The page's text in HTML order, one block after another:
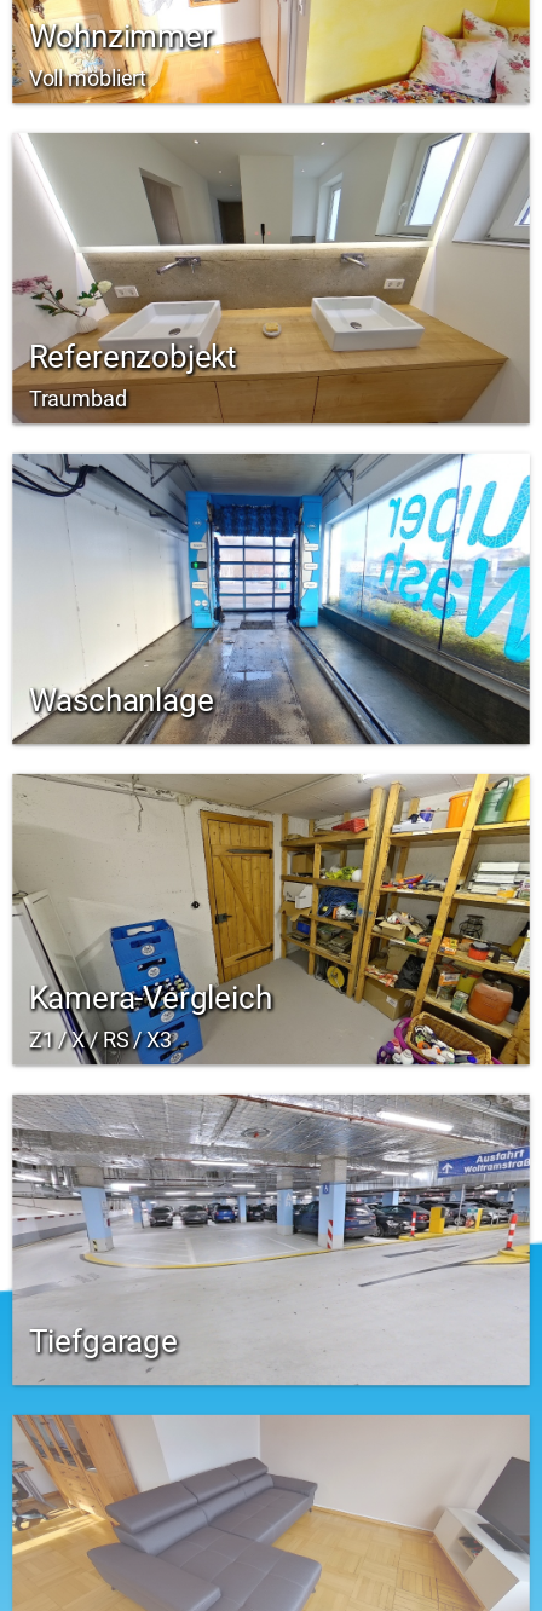
Wohnzimmer
Voll möbliert
Referenzobjekt
Traumbad
Waschanlage
Kamera-Vergleich
Z1 / X / RS / X3
Tiefgarage